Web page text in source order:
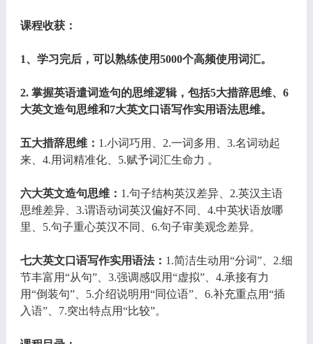
课程收获：
1、学习完后，可以熟练使用5000个高频使用词汇。
2. 掌握英语遣词造句的思维逻辑，包括5大措辞思维、6
大英文造句思维和7大英文口语写作实用语法思维。
五大措辞思维： 1.小词巧用、2.一词多用、3.名词动起
来、4.用词精准化、5.赋予词汇生命力 。
六大英文造句思维： 1.句子结构英汉差异、2.英汉主语
思维差异、3.谓语动词英汉偏好不同、4.中英状语放哪
里、5.句子重心英汉不同、6.句子审美观念差异。
七大英文口语写作实用语法： 1.简洁生动用“分词”、2.细
节丰富用“从句”、3.强调感叹用“虚拟”、4.承接有力
用“倒装句”、5.介绍说明用“同位语”、6.补充重点用“插
入语”、7.突出特点用“比较”。